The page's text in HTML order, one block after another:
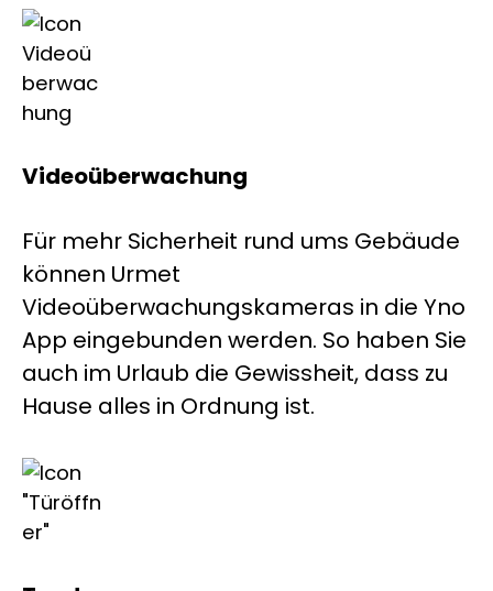
Videoüberwachung
Für mehr Sicherheit rund ums Gebäude
können Urmet
Videoüberwachungskameras in die Yno
App eingebunden werden. So haben Sie
auch im Urlaub die Gewissheit, dass zu
Hause alles in Ordnung ist.